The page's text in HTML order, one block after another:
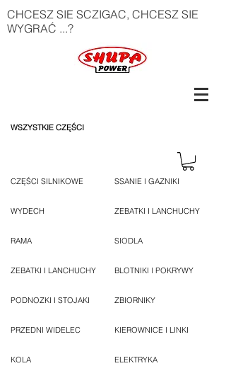
CHCESZ SIE SCZIGAC, CHCESZ SIE
WYGRAĆ ...?
WSZYSTKIE CZĘŚCI
CZĘŚCI SILNIKOWE
WYDECH
RAMA
ZEBATKI I LANCHUCHY
PODNOZKI I STOJAKI
PRZEDNI WIDELEC
KOLA
SSANIE I GAZNIKI
ZEBATKI I LANCHUCHY
SIODLA
BLOTNIKI I POKRYWY
ZBIORNIKY
KIEROWNICE I LINKI
ELEKTRYKA